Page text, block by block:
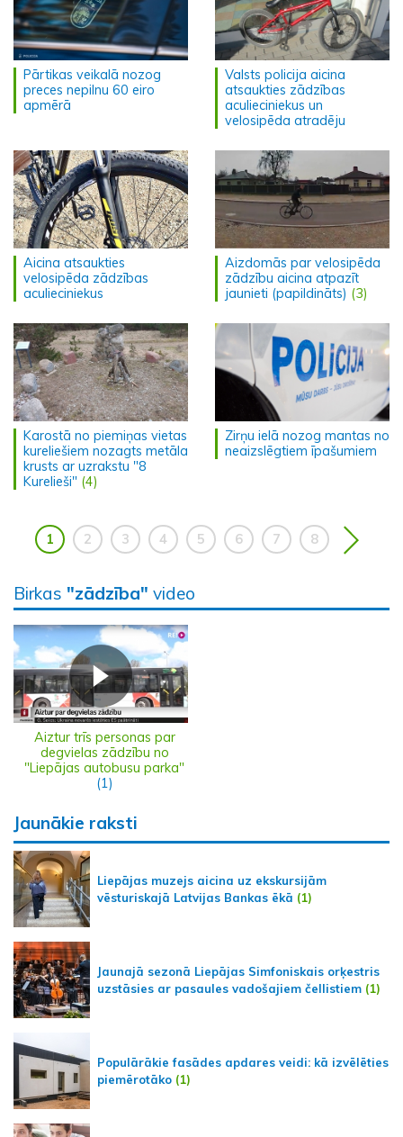
Pārtikas veikalā nozog
preces nepilnu 60 eiro
apmērā
Valsts policija aicina
atsaukties zādzības
aculieciniekus un
velosipēda atradēju
Aicina atsaukties
velosipēda zādzības
aculieciniekus
Aizdomās par velosipēda
zādzību aicina atpazīt
jaunieti (papildināts) (3)
Karostā no piemiņas vietas
kureliešiem nozagts metāla
krusts ar uzrakstu "8
Kurelieši" (4)
Zirņu ielā nozog mantas no
neaizslēgtiem īpašumiem
1 2 3 4 5 6 7 8
Birkas "zādzība" video
Aiztur trīs personas par
degvielas zādzību no
"Liepājas autobusu parka"
(1)
Jaunākie raksti
Liepājas muzejs aicina uz ekskursijām
vēsturiskajā Latvijas Bankas ēkā (1)
Jaunajā sezonā Liepājas Simfoniskais orķestris
uzstāsies ar pasaules vadošajiem čellistiem (1)
Populārākie fasādes apdares veidi: kā izvēlēties
piemērotāko (1)